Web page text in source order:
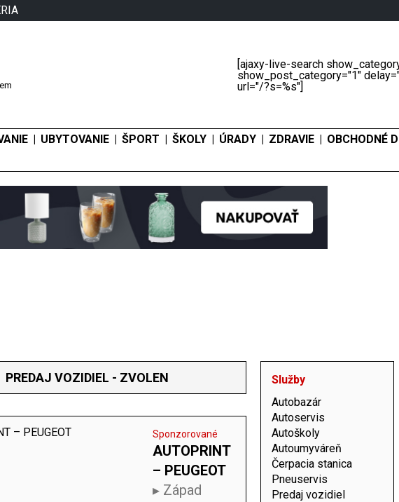
[ajaxy-live-search
show_post_category="1"
url="/?s=%s"]
UBYTOVANIE ŠPORT ŠKOLY ÚRADY ZDRAVIE OBCHODNÉ
PREDAJ VOZIDIEL - ZVOLEN
Sponzorované
AUTOPRINT
– PEUGEOT
▸ Západ
Služby
Autobazár
Autoservis
Autoškoly
Autoumyváreň
Čerpacia stanica
Pneuservis
Predaj vozidiel